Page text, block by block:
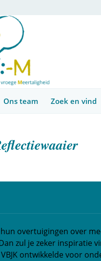
Ons team Zoek en vind
overtuigingen over
zul je zeker inspiratie
ontwikkelde voor